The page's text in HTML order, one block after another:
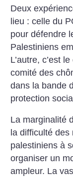
Deux
lieu : celle du
pour défendre
Palestiniens
L’autre, c’est
comité des
dans la bande
protection
La marginalité
la difficulté
palestiniens à
organiser un
ampleur. La